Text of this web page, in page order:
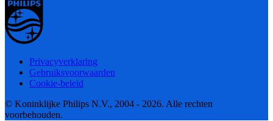
Privacyverklaring
Gebruiksvoorwaarden
Cookie-beleid
© Koninklijke Philips N.V., 2004 - 2026. Alle rechten
voorbehouden.